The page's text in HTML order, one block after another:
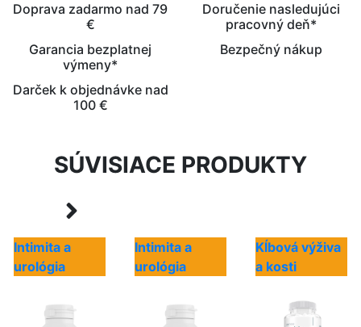
Doprava zadarmo nad 79
€
Doručenie nasledujúci
pracovný deň*
Garancia bezplatnej
výmeny*
Bezpečný nákup
Darček k objednávke nad
100 €
SÚVISIACE PRODUKTY
Intimita a
urológia
Intimita a
urológia
Kĺbová výživa
a kosti